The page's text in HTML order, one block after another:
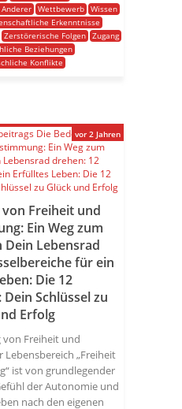
Wettbewerb Wissen
Erkenntnisse
Zerstörerische Folgen
Zugang
Beziehungen
Konflikte
Freiheit und
Ein Weg zum
Lebensrad
für ein
Die 12
Schlüssel zu
Erfolg
von Freiheit und
„Freiheit
ist von grundlegender
der Autonomie und
nach den eigenen
vor 2 Jahren